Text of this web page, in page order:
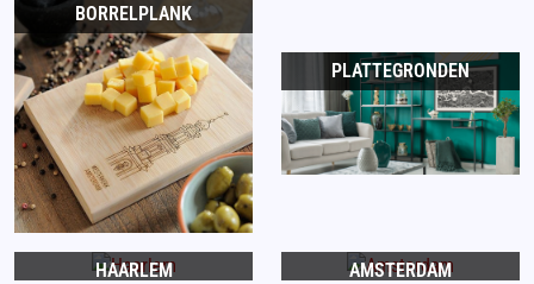
BORRELPLANK
PLATTEGRONDEN
HAARLEM AMSTERDAM